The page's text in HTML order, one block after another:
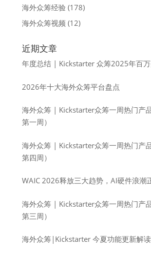
海外众筹经验 (178)
海外众筹视频 (12)
近期文章
年度总结 | Kickstarter 众筹2025年百
2026年十大海外众筹平台盘点
海外众筹 | Kickstarter众筹一周热门产
第一周）
海外众筹 | Kickstarter众筹一周热门产
第四周）
WAIC 2026释放三大趋势，AI硬件浪潮
海外众筹 | Kickstarter众筹一周热门产
第三周）
海外众筹|Kickstarter 今夏功能更新解读